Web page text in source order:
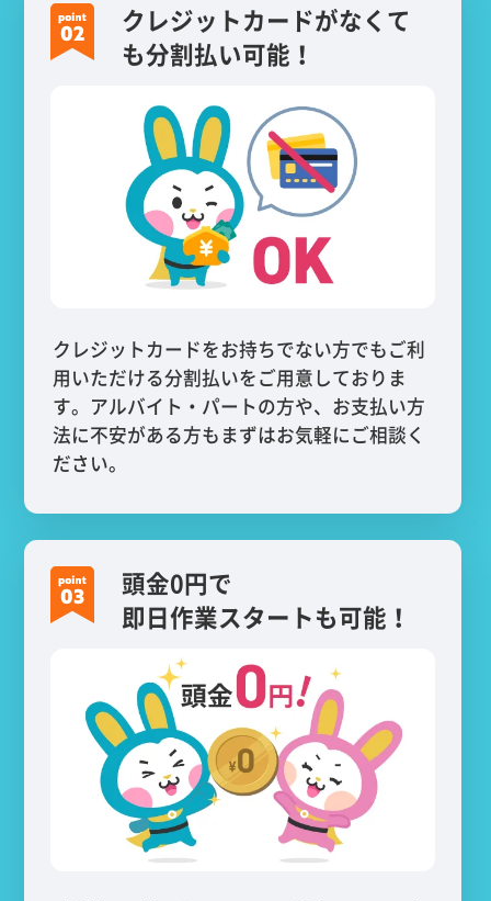
クレジットカードがなくて
も分割払い可能！
クレジットカードをお持ちでない方でもご利
用いただける分割払いをご用意しておりま
す。アルバイト・パートの方や、お支払い方
法に不安がある方もまずはお気軽にご相談く
ださい。
頭金0円で
即日作業スタートも可能！